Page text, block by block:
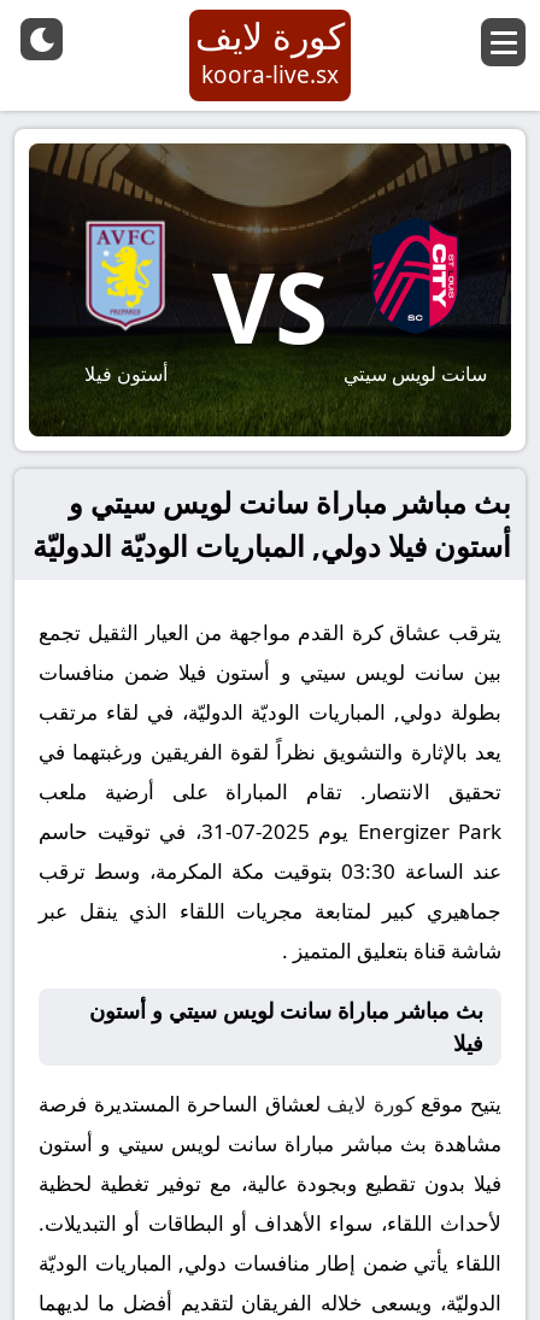
كورة لايف
koora-live.sx
سانت لويس سيتي
VS
أستون فيلا
بث مباشر مباراة سانت لويس سيتي و
أستون فيلا دولي, المباريات الوديّة الدوليّة
يترقب عشاق كرة القدم مواجهة من العيار الثقيل تجمع
بين سانت لويس سيتي و أستون فيلا ضمن منافسات
بطولة دولي, المباريات الوديّة الدوليّة، في لقاء مرتقب
يعد بالإثارة والتشويق نظراً لقوة الفريقين ورغبتهما في
تحقيق الانتصار. تقام المباراة على أرضية ملعب
Energizer Park يوم 2025-07-31، في توقيت حاسم
عند الساعة 03:30 بتوقيت مكة المكرمة، وسط ترقب
جماهيري كبير لمتابعة مجريات اللقاء الذي ينقل عبر
شاشة قناة بتعليق المتميز .
بث مباشر مباراة سانت لويس سيتي و أستون
فيلا
يتيح موقعكورة لايف لعشاق الساحرة المستديرة فرصة
مشاهدة بث مباشر مباراة سانت لويس سيتي و أستون
فيلا بدون تقطيع وبجودة عالية، مع توفير تغطية لحظية
لأحداث اللقاء، سواء الأهداف أو البطاقات أو التبديلات.
اللقاء يأتي ضمن إطار منافسات دولي, المباريات الوديّة
الدوليّة، ويسعى خلاله الفريقان لتقديم أفضل ما لديهما